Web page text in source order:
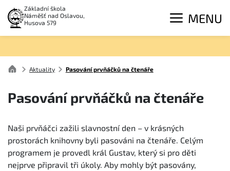
Základní škola
Náměšť nad Oslavou,
Husova 579
MENU
Aktuality Pasování prvňáčků na čtenáře
Pasování prvňáčků na čtenáře
Naši prvňáčci zažili slavnostní den – v krásných
prostorách knihovny byli pasováni na čtenáře. Celým
programem je provedl král Gustav, který si pro děti
nejprve připravil tři úkoly. Aby mohly být pasovány,